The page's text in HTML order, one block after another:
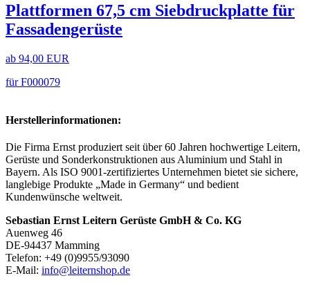
Plattformen 67,5 cm Siebdruckplatte für
Fassadengerüste
ab 94,00 EUR
für F000079
Herstellerinformationen:
Die Firma Ernst produziert seit über 60 Jahren hochwertige Leitern,
Gerüste und Sonderkonstruktionen aus Aluminium und Stahl in
Bayern. Als ISO 9001-zertifiziertes Unternehmen bietet sie sichere,
langlebige Produkte „Made in Germany“ und bedient
Kundenwünsche weltweit.
Sebastian Ernst Leitern Gerüste GmbH & Co. KG
Auenweg 46
DE-94437 Mamming
Telefon: +49 (0)9955/93090
E-Mail: info@leiternshop.de